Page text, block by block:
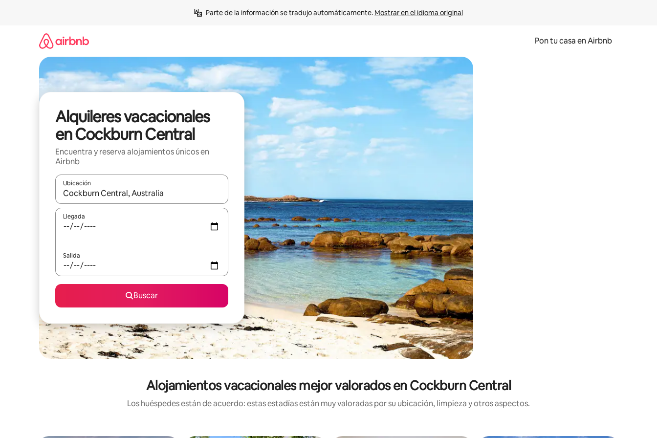
Parte de la información se tradujo automáticamente. Mostrar en el idioma original
Pon tu casa en Airbnb
Alquileres vacacionales
en Cockburn Central
Encuentra y reserva alojamientos únicos en
Airbnb
Ubicación
Cuando los resultados estén disponibles, navega con las teclas de flecha hacia arriba y hacia abajo o explora con el tacto o desliza el dedo.
Llegada
Salida
Buscar
Alojamientos vacacionales mejor valorados en Cockburn Central
Los huéspedes están de acuerdo: estas estadías están muy valoradas por su ubicación, limpieza y otros aspectos.